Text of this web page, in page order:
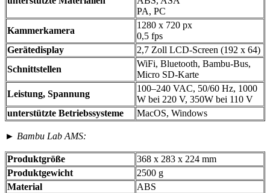
PA, PC
Kammerkamera
1280 x 720 px
0,5 fps
Gerätedisplay
2,7 Zoll LCD-Screen (192 x 64)
Schnittstellen
WiFi, Bluetooth, Bambu-Bus,
Micro SD-Karte
Leistung, Spannung
100–240 VAC, 50/60 Hz, 1000
W bei 220 V, 350W bei 110 V
unterstützte Betriebssysteme
MacOS, Windows
► Bambu Lab AMS:
Produktgröße
368 x 283 x 224 mm
Produktgewicht
2500 g
Material
ABS